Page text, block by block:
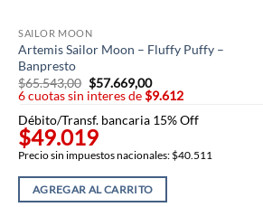
SAILOR MOON
Artemis Sailor Moon – Fluffy Puffy –
Banpresto
$65.543,00 El
precio
era:
$65.543,00.
$57.669,00El
precio
es:
6 cuotas sin interes de$9.612
Débito/Transf. bancaria 15% Off
$49.019
Precio sin impuestos nacionales: $40.511
AGREGAR AL CARRITO